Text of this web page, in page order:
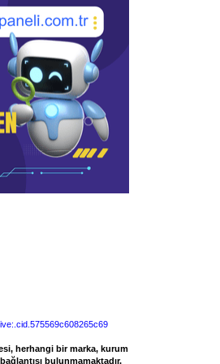
herhangi bir marka, kurum
bulunmamaktadır.